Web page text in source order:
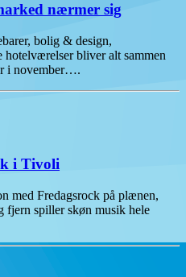
nærmer sig
bolig & design,
hotelværelser bliver alt sammen
i november….
i Tivoli
med Fredagsrock på plænen,
fjern spiller skøn musik hele